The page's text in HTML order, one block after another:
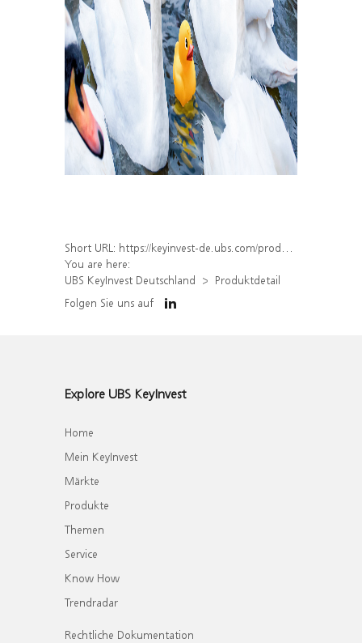
Short URL: https://keyinvest-de.ubs.com/produkt/detail/index/isin/DE000WA4FGR3
You are here:
UBS KeyInvest Deutschland
Produktdetail
Folgen Sie uns auf
Explore UBS KeyInvest
Home
Mein KeyInvest
Märkte
Produkte
Themen
Service
Know How
Trendradar
Rechtliche Dokumentation